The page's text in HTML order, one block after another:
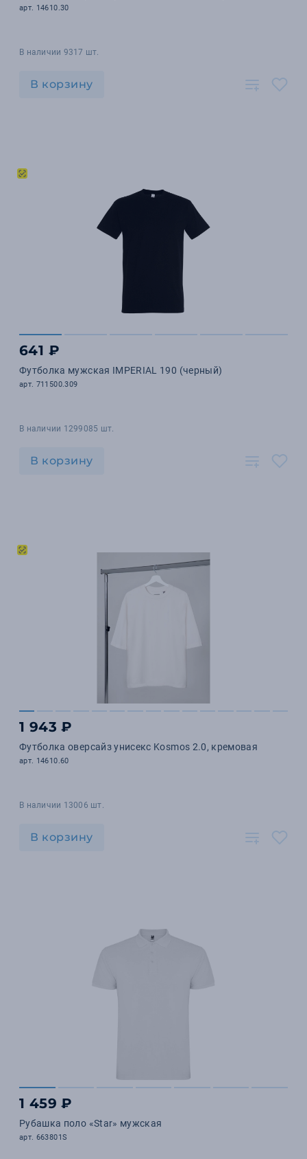
арт. 14610.30
В наличии 9317 шт.
В корзину
641 ₽
Футболка мужская IMPERIAL 190 (черный)
арт. 711500.309
В наличии 1299085 шт.
В корзину
1 943 ₽
Футболка оверсайз унисекс Kosmos 2.0, кремовая
арт. 14610.60
В наличии 13006 шт.
В корзину
1 459 ₽
Рубашка поло «Star» мужская
арт. 663801S